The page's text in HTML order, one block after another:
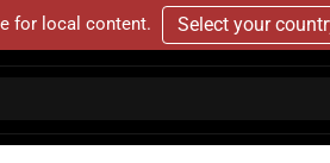
for local content. Select your